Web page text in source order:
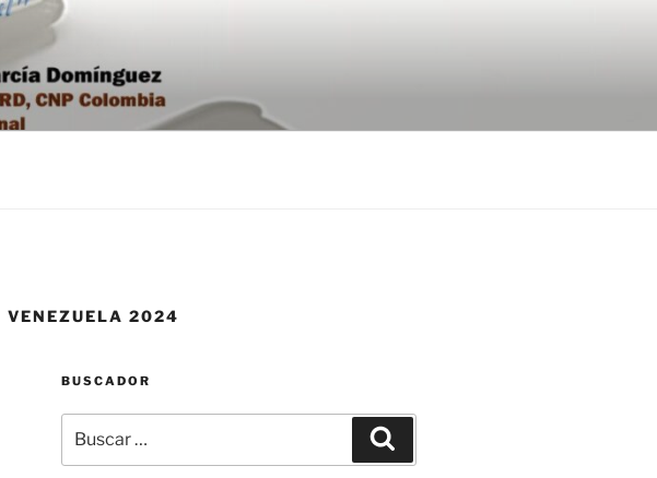
VENEZUELA 2024
BUSCADOR
por: